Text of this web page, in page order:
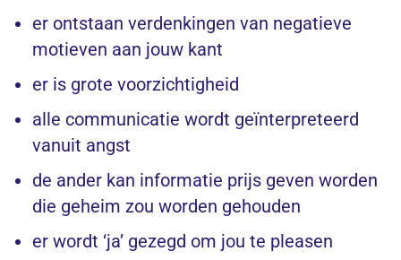
er ontstaan verdenkingen van negatieve
motieven aan jouw kant
er is grote voorzichtigheid
alle communicatie wordt geïnterpreteerd
vanuit angst
de ander kan informatie prijs geven worden
die geheim zou worden gehouden
er wordt ‘ja’ gezegd om jou te pleasen